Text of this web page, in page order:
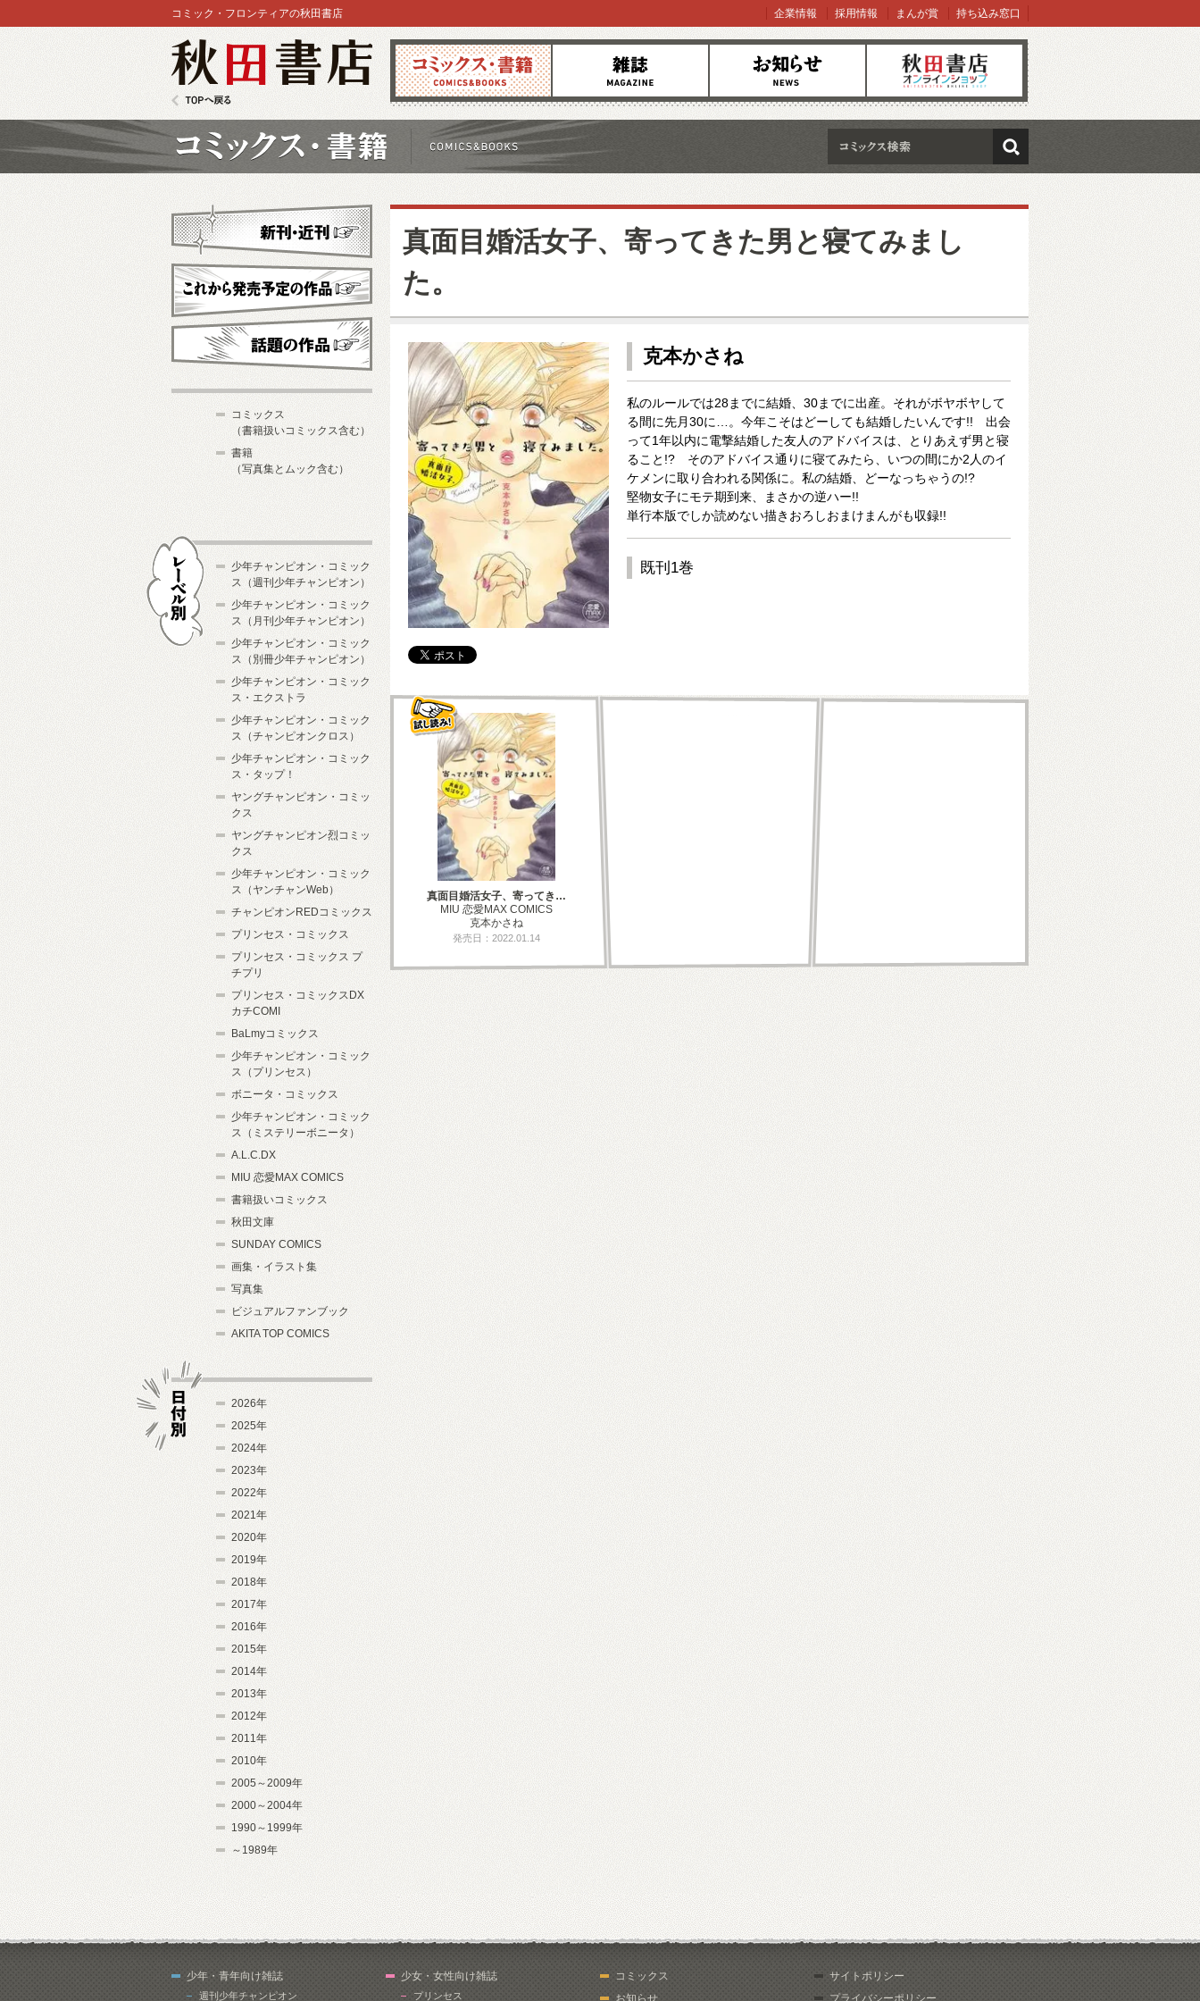
コミックス 雑誌 お知らせ オンラインショップ
コミック・フロンティアの秋田書店 企業情報 採用情報 まんが賞 持ち込み窓口
検索
真面目婚活女子、寄ってきた男と寝てみまし
た。
克本かさね
私のルールでは28までに結婚、30までに出産。それがボヤボヤして
る間に先月30に…。今年こそはどーしても結婚したいんです!! 出会
って1年以内に電撃結婚した友人のアドバイスは、とりあえず男と寝
ること!? そのアドバイス通りに寝てみたら、いつの間にか2人のイ
ケメンに取り合われる関係に。私の結婚、どーなっちゃうの!?
堅物女子にモテ期到来、まさかの逆ハー!!
単行本版でしか読めない描きおろしおまけまんがも収録!!
既刊1巻
真面目婚活女子、寄ってき…
MIU 恋愛MAX COMICS
克本かさね
発売日：2022.01.14
新刊・近刊
これから発売予定
コミックス
（書籍扱いコミックス含む）
書籍
（写真集とムック含む）
少年チャンピオン・コミック
ス（週刊少年チャンピオン）
少年チャンピオン・コミック
ス（月刊少年チャンピオン）
少年チャンピオン・コミック
ス（別冊少年チャンピオン）
少年チャンピオン・コミック
ス・エクストラ
少年チャンピオン・コミック
ス（チャンピオンクロス）
少年チャンピオン・コミック
ス・タップ！
ヤングチャンピオン・コミッ
クス
ヤングチャンピオン烈コミッ
クス
少年チャンピオン・コミック
ス（ヤンチャンWeb）
チャンピオンREDコミックス
プリンセス・コミックス
プリンセス・コミックス プ
チプリ
プリンセス・コミックスDX
カチCOMI
BaLmyコミックス
少年チャンピオン・コミック
ス（プリンセス）
ボニータ・コミックス
少年チャンピオン・コミック
ス（ミステリーボニータ）
A.L.C.DX
MIU 恋愛MAX COMICS
書籍扱いコミックス
秋田文庫
SUNDAY COMICS
画集・イラスト集
写真集
ビジュアルファンブック
AKITA TOP COMICS
2026年
2025年
2024年
2023年
2022年
2021年
2020年
2019年
2018年
2017年
2016年
2015年
2014年
2013年
2012年
2011年
2010年
2005～2009年
2000～2004年
1990～1999年
～1989年
少年・青年向け雑誌
週刊少年チャンピオン
少女・女性向け雑誌
プリンセス
コミックス
お知らせ
サイトポリシー
プライバシーポリシー